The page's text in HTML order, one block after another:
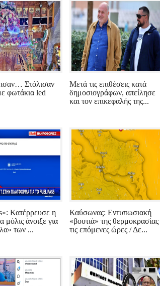
Στόλισαν
φωτάκια led
Μετά τις επιθέσεις κατά
δημοσιογράφων, απείλησε
και τον επικεφαλής της...
Κατέρρευσε η
μόλις άνοιξε για
των ...
Καύσωνας: Εντυπωσιακή
«βουτιά» της θερμοκρασίας
τις επόμενες ώρες / Δε...